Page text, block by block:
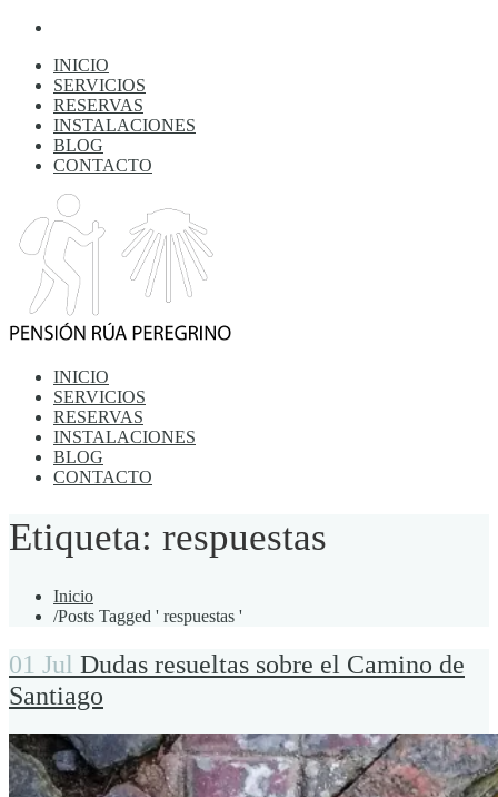
INICIO
SERVICIOS
RESERVAS
INSTALACIONES
BLOG
CONTACTO
INICIO
SERVICIOS
RESERVAS
INSTALACIONES
BLOG
CONTACTO
Etiqueta: respuestas
Inicio
/Posts Tagged ' respuestas '
01 Jul Dudas resueltas sobre el Camino de
Santiago